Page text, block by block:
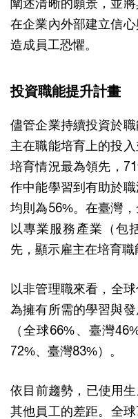
在企業內外部建立信
造成員工恐懼。
投資職能提升計畫
儘管企業持續投資於
主在職能培育上的投
培育情況最為領先，
作中能學習到有助於
均則為56%。在臺灣
以專業服務產業（包
先，顯示雇主在培育職
以非管理職來看，全
為擁有所需的學習與
（全球66%、臺灣
72%、臺灣83%）。
依目前趨勢，已使用
其他員工的差距。全